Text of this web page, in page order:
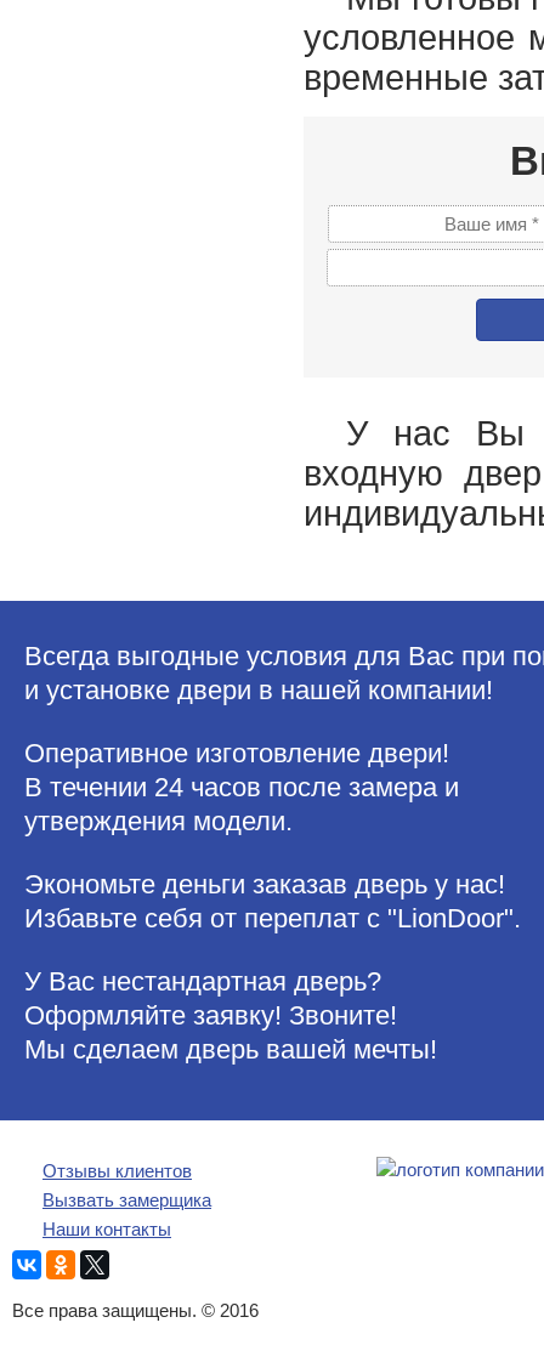
условленное
временные
У нас Вы
входную
Всегда выгодные условия для Вас при
и установке двери в нашей компании!
Оперативное изготовление двери!
В течении 24 часов после замера и
утверждения модели.
Экономьте деньги заказав дверь у нас!
Избавьте себя от переплат с "LionDoor".
У Вас нестандартная дверь?
Оформляйте заявку! Звоните!
Мы сделаем дверь вашей мечты!
Отзывы клиентов
Вызвать замерщика
Наши контакты
Все права защищены. © 2016